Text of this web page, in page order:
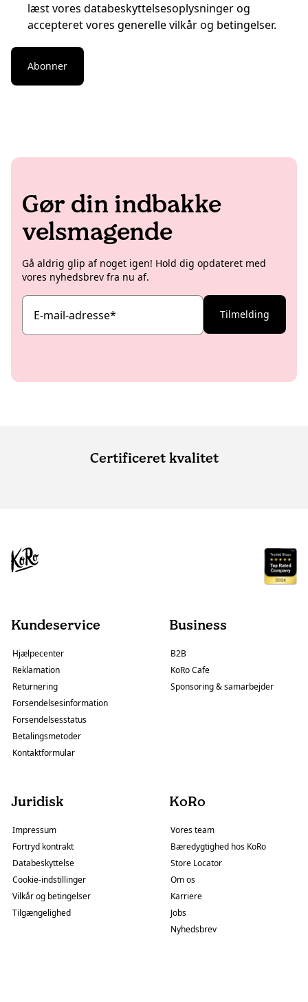
læst vores databeskyttelsesoplysninger og
accepteret vores generelle vilkår og betingelser.
Abonner
Gør din indbakke
velsmagende
Gå aldrig glip af noget igen! Hold dig opdateret med
vores nyhedsbrev fra nu af.
E-mail-adresse* Tilmelding
Certificeret kvalitet
Kundeservice
Hjælpecenter
Reklamation
Returnering
Forsendelsesinformation
Forsendelsesstatus
Betalingsmetoder
Kontaktformular
Business
B2B
KoRo Cafe
Sponsoring & samarbejder
Juridisk
Impressum
Fortryd kontrakt
Databeskyttelse
Cookie-indstillinger
Vilkår og betingelser
Tilgængelighed
KoRo
Vores team
Bæredygtighed hos KoRo
Store Locator
Om os
Karriere
Jobs
Nyhedsbrev